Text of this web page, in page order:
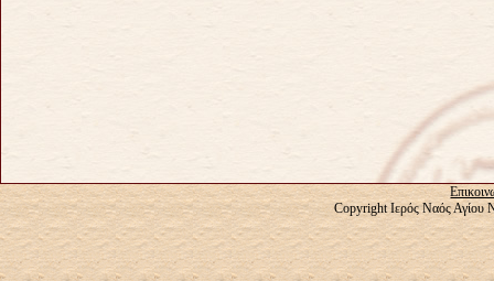
Copyright Ιερός Ναός Αγίου